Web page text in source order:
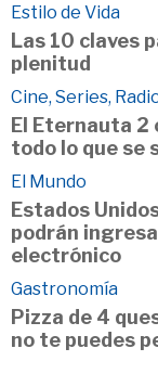
Estilo de Vida
Las 10 claves
plenitud
Cine, Series,
El Eternauta 2
todo lo que se
El Mundo
Estados
podrán
electrónico
Gastronomía
Pizza de 4
no te puedes